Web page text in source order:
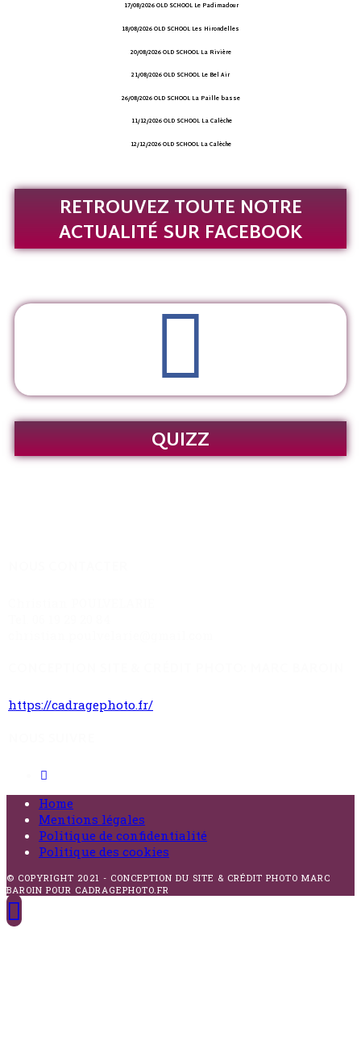
17/08/2026 OLD SCHOOL Le Padimadour
18/08/2026 OLD SCHOOL Les Hirondelles
20/08/2026 OLD SCHOOL La Rivière
21/08/2026 OLD SCHOOL Le Bel Air
26/08/2026 OLD SCHOOL La Paille basse
11/12/2026 OLD SCHOOL La Calèche
12/12/2026 OLD SCHOOL La Calèche
RETROUVEZ TOUTE NOTRE
ACTUALITÉ SUR FACEBOOK
QUIZZ
https://cadragephoto.fr/
Home
Mentions légales
Politique de confidentialité
Politique des cookies
© COPYRIGHT 2021 - CONCEPTION DU SITE & CRÉDIT PHOTO MARC
BAROIN POUR CADRAGEPHOTO.FR